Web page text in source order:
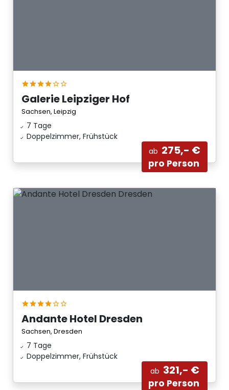
Galerie Leipziger Hof
Sachsen, Leipzig
7 Tage
Doppelzimmer, Frühstück
ab 275,- €
pro Person
Andante Hotel Dresden
Sachsen, Dresden
7 Tage
Doppelzimmer, Frühstück
ab 321,- €
pro Person